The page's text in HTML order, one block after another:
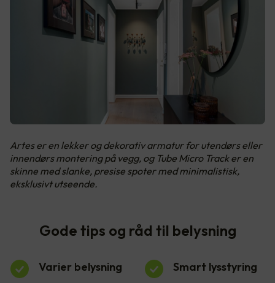
Artes er en lekker og dekorativ armatur for utendørs eller
innendørs montering på vegg, og Tube Micro Track er en
skinne med slanke, presise spoter med minimalistisk,
eksklusivt utseende.
Gode tips og råd til belysning
Varier belysning Smart lysstyring